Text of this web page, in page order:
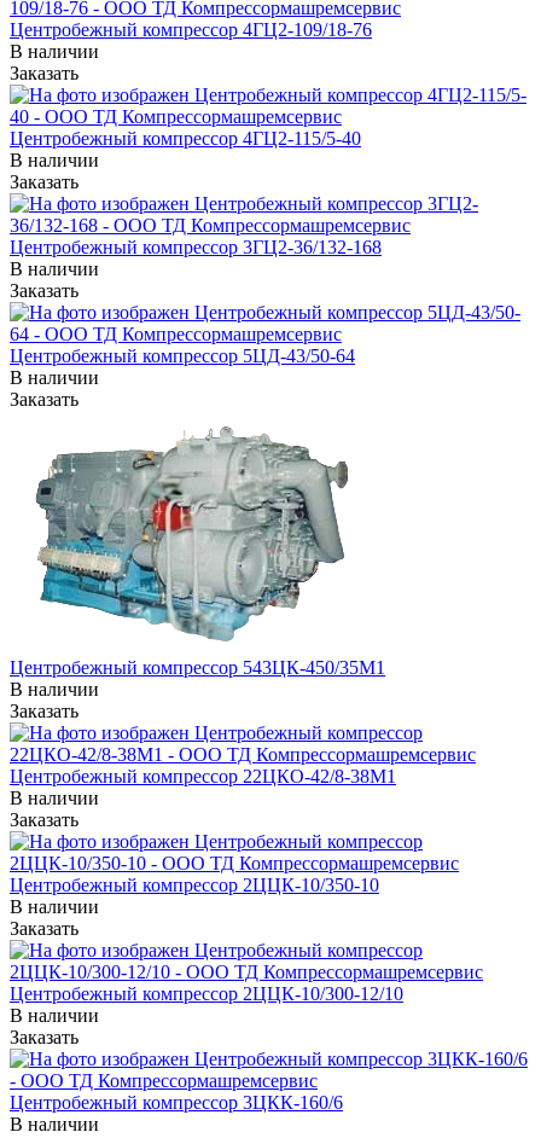
Центробежный компрессор 4ГЦ2-109/18-76
В наличии
Заказать
Центробежный компрессор 4ГЦ2-115/5-40
В наличии
Заказать
Центробежный компрессор 3ГЦ2-36/132-168
В наличии
Заказать
Центробежный компрессор 5ЦД-43/50-64
В наличии
Заказать
Центробежный компрессор 543ЦК-450/35М1
В наличии
Заказать
Центробежный компрессор 22ЦКО-42/8-38М1
В наличии
Заказать
Центробежный компрессор 2ЦЦК-10/350-10
В наличии
Заказать
Центробежный компрессор 2ЦЦК-10/300-12/10
В наличии
Заказать
Центробежный компрессор 3ЦКК-160/6
В наличии